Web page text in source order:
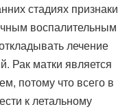
стадиях признаки
воспалительным
лечение
Рак матки является
потому что всего в
к летальному